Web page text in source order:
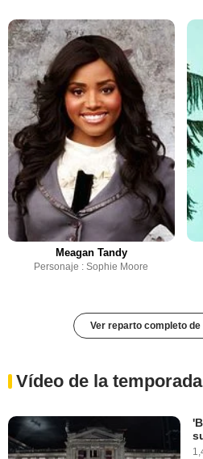
Meagan Tandy
Personaje : Sophie Moore
Ver reparto completo
Vídeo de la